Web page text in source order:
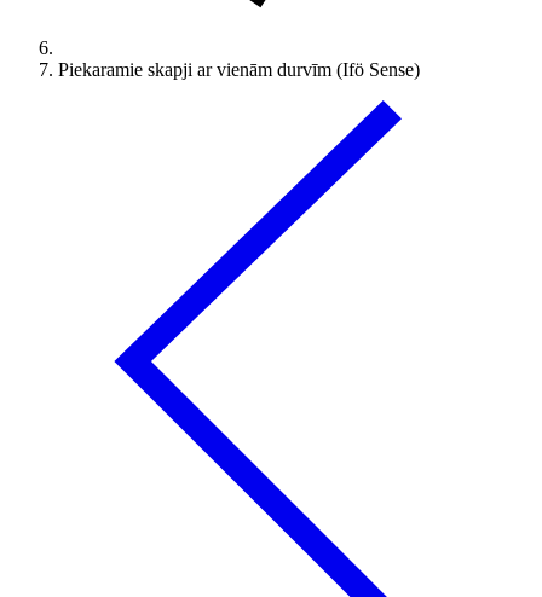
Piekaramie skapji ar vienām durvīm (Ifö Sense)